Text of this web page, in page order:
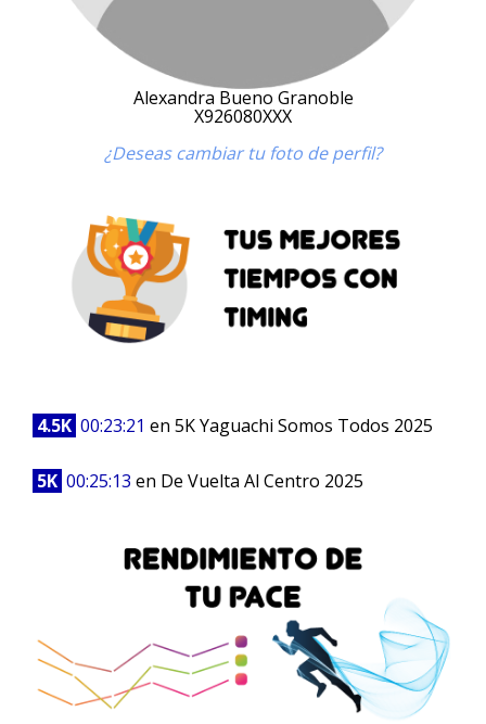
Alexandra Bueno Granoble
X926080XXX
¿Deseas cambiar tu foto de perfil?
4.5K 00:23:21 en 5K Yaguachi Somos Todos 2025
5K 00:25:13 en De Vuelta Al Centro 2025